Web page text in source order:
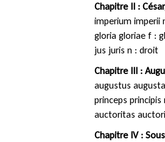
Chapitre II :
imperium imperii
gloria gloriae f :
jus juris n : droit
Chapitre III :
augustus
princeps
auctoritas
Chapitre IV :